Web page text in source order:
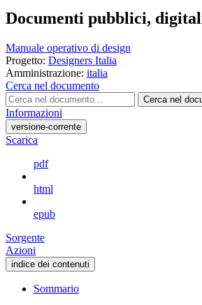
Documenti pubblici,
Manuale operativo di design
Progetto: Designers Italia
Amministrazione: italia
Cerca nel documento
Cerca nel
Informazioni
versione-corrente
Scarica
pdf
html
epub
Sorgente
Azioni
indice dei contenuti
Sommario